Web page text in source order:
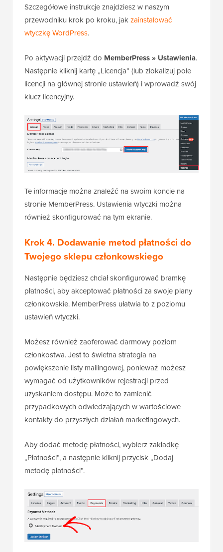
Szczegółowe instrukcje znajdziesz w naszym
przewodniku krok po kroku, jakzainstalować
wtyczkę WordPress.
Po aktywacji przejdź do MemberPress » Ustawienia.
Następnie kliknij kartę „Licencja” (lub zlokalizuj pole
licencji na głównej stronie ustawień) i wprowadź swój
klucz licencyjny.
Te informacje można znaleźć na swoim koncie na
stronie MemberPress. Ustawienia wtyczki można
również skonfigurować na tym ekranie.
Krok 4. Dodawanie metod płatności do
Twojego sklepu członkowskiego
Następnie będziesz chciał skonfigurować bramkę
płatności, aby akceptować płatności za swoje plany
członkowskie. MemberPress ułatwia to z poziomu
ustawień wtyczki.
Możesz również zaoferować darmowy poziom
członkostwa. Jest to świetna strategia na
powiększenie listy mailingowej, ponieważ możesz
wymagać od użytkowników rejestracji przed
uzyskaniem dostępu. Może to zamienić
przypadkowych odwiedzających w wartościowe
kontakty do przyszłych działań marketingowych.
Aby dodać metodę płatności, wybierz zakładkę
„Płatności”, a następnie kliknij przycisk „Dodaj
metodę płatności”.